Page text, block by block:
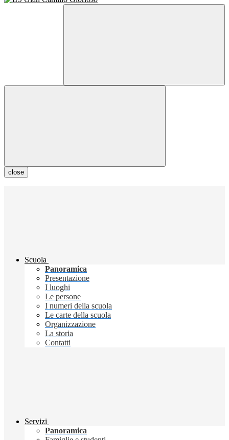
close
Scuola
Panoramica
Presentazione
I luoghi
Le persone
I numeri della scuola
Le carte della scuola
Organizzazione
La storia
Contatti
Servizi
Panoramica